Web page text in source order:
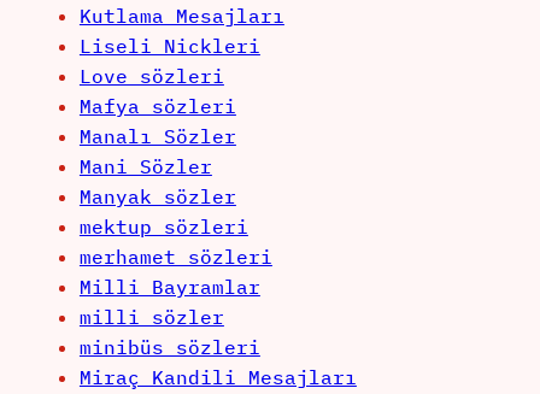
Kutlama Mesajları
Liseli Nickleri
Love sözleri
Mafya sözleri
Manalı Sözler
Mani Sözler
Manyak sözler
mektup sözleri
merhamet sözleri
Milli Bayramlar
milli sözler
minibüs sözleri
Miraç Kandili Mesajları